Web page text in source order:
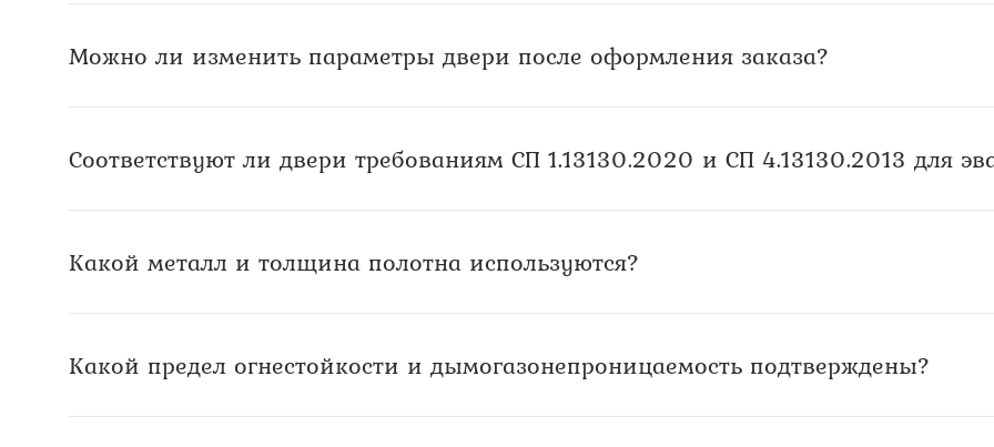
Можно ли изменить параметры двери после оформления заказа?
Соответствуют ли двери требованиям СП 1.13130.2020 и СП 4.13130.2013 для
Какой металл и толщина полотна используются?
Какой предел огнестойкости и дымогазонепроницаемость подтверждены?